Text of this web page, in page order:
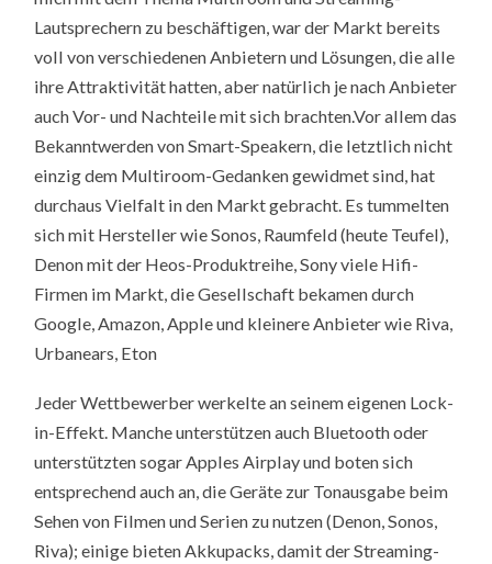
Lautsprechern zu beschäftigen, war der Markt bereits
voll von verschiedenen Anbietern und Lösungen, die alle
ihre Attraktivität hatten, aber natürlich je nach Anbieter
auch Vor- und Nachteile mit sich brachten.Vor allem das
Bekanntwerden von Smart-Speakern, die letztlich nicht
einzig dem Multiroom-Gedanken gewidmet sind, hat
durchaus Vielfalt in den Markt gebracht. Es tummelten
sich mit Hersteller wie Sonos, Raumfeld (heute Teufel),
Denon mit der Heos-Produktreihe, Sony viele Hifi-
Firmen im Markt, die Gesellschaft bekamen durch
Google, Amazon, Apple und kleinere Anbieter wie Riva,
Urbanears, Eton
Jeder Wettbewerber werkelte an seinem eigenen Lock-
in-Effekt. Manche unterstützen auch Bluetooth oder
unterstützten sogar Apples Airplay und boten sich
entsprechend auch an, die Geräte zur Tonausgabe beim
Sehen von Filmen und Serien zu nutzen (Denon, Sonos,
Riva); einige bieten Akkupacks, damit der Streaming-